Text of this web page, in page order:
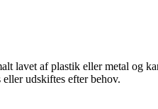
af plastik eller metal og
udskiftes efter behov.